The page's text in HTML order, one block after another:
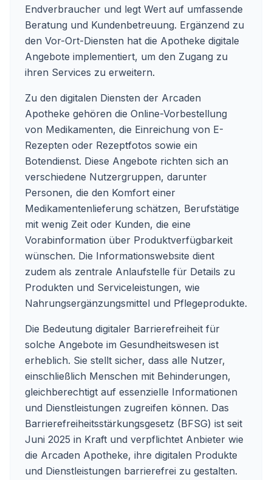
Endverbraucher und legt Wert auf umfassende
Beratung und Kundenbetreuung. Ergänzend zu
den Vor-Ort-Diensten hat die Apotheke digitale
Angebote implementiert, um den Zugang zu
ihren Services zu erweitern.
Zu den digitalen Diensten der Arcaden
Apotheke gehören die Online-Vorbestellung
von Medikamenten, die Einreichung von E-
Rezepten oder Rezeptfotos sowie ein
Botendienst. Diese Angebote richten sich an
verschiedene Nutzergruppen, darunter
Personen, die den Komfort einer
Medikamentenlieferung schätzen, Berufstätige
mit wenig Zeit oder Kunden, die eine
Vorabinformation über Produktverfügbarkeit
wünschen. Die Informationswebsite dient
zudem als zentrale Anlaufstelle für Details zu
Produkten und Serviceleistungen, wie
Nahrungsergänzungsmittel und Pflegeprodukte.
Die Bedeutung digitaler Barrierefreiheit für
solche Angebote im Gesundheitswesen ist
erheblich. Sie stellt sicher, dass alle Nutzer,
einschließlich Menschen mit Behinderungen,
gleichberechtigt auf essenzielle Informationen
und Dienstleistungen zugreifen können. Das
Barrierefreiheitsstärkungsgesetz (BFSG) ist seit
Juni 2025 in Kraft und verpflichtet Anbieter wie
die Arcaden Apotheke, ihre digitalen Produkte
und Dienstleistungen barrierefrei zu gestalten.